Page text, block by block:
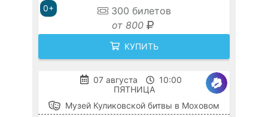
0+ 300 билетов
от 800
КУПИТЬ
07 августа
10:00
ПЯТНИЦА
Музей Куликовской битвы в Моховом